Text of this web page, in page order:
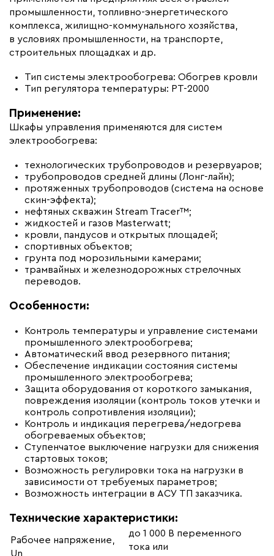
промышленности, топливно-энергетического
комплекса, жилищно-коммунального хозяйства,
в условиях промышленности, на транспорте,
строительных площадках и др.
Тип системы электрообогрева: Обогрев кровли
Тип регулятора температуры: РТ-2000
Применение:
Шкафы управления применяются для систем
электрообогрева:
технологических трубопроводов и резервуаров;
трубопроводов средней длины (Лонг-лайн);
протяженных трубопроводов (система на основе
скин-эффекта);
нефтяных скважин Stream Tracer™;
жидкостей и газов Masterwatt;
кровли, пандусов и открытых площадей;
спортивных объектов;
грунта под морозильными камерами;
трамвайных и железнодорожных стрелочных
переводов.
Особенности:
Контроль температуры и управление системами
промышленного электрообогрева;
Автоматический ввод резервного питания;
Обеспечение индикации состояния системы
промышленного электрообогрева;
Защита оборудования от короткого замыкания,
повреждения изоляции (контроль токов утечки и
контроль сопротивления изоляции);
Контроль и индикация перегрева/недогрева
обогреваемых объектов;
Ступенчатое выключение нагрузки для снижения
стартовых токов;
Возможность регулировки тока на нагрузки в
зависимости от требуемых параметров;
Возможность интеграции в АСУ ТП заказчика.
Технические характеристики:
Рабочее напряжение,
Un
до 1 000 В переменного
тока или